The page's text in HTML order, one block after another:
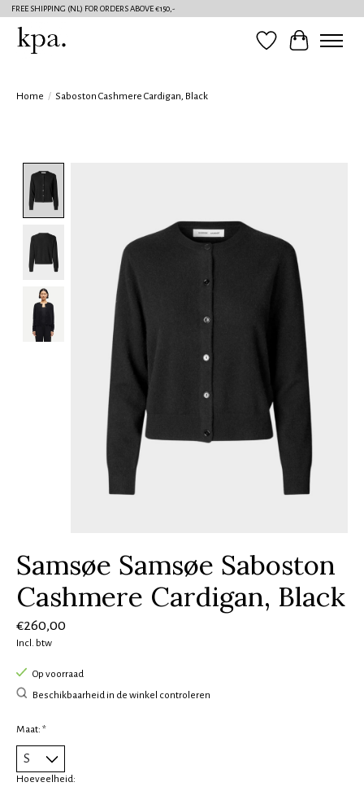
FREE SHIPPING (NL) FOR ORDERS ABOVE €150,-
Verlanglijst
Home / Saboston Cashmere Cardigan, Black
Samsøe Samsøe Saboston
Cashmere Cardigan, Black
€260,00
Incl. btw
Op voorraad
Beschikbaarheid in de winkel controleren
Maat: *
Hoeveelheid: